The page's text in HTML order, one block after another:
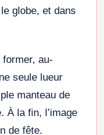
globe, et dans
au-
seule lueur
manteau de
À la fin, l’image
de fête.